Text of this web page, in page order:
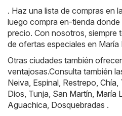
. Haz una lista de compras en
luego compra en-tienda
precio. Con nosotros, siempre
de ofertas especiales en María
Otras ciudades también
ventajosas.Consulta también
Neiva Espinal Restrepo Chía
Dios Tunja San Martín María
Aguachica Dosquebradas .